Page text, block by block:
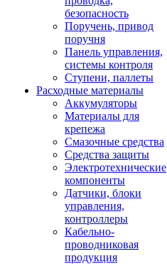
безопасность
Поручень, привод
поручня
Панель управления,
системы контроля
Ступени, паллеты
Расходные материалы
Аккумуляторы
Материалы для
крепежа
Смазочные средства
Средства защиты
Электротехнические
компоненты
Датчики, блоки
управления,
контроллеры
Кабельно-
проводниковая
продукция